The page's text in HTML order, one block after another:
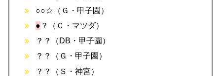
○○☆（Ｇ・甲子園）
● ？（Ｃ・マツダ）
？？（DB・甲子園）
？？（Ｇ・甲子園）
？？（Ｓ・神宮）